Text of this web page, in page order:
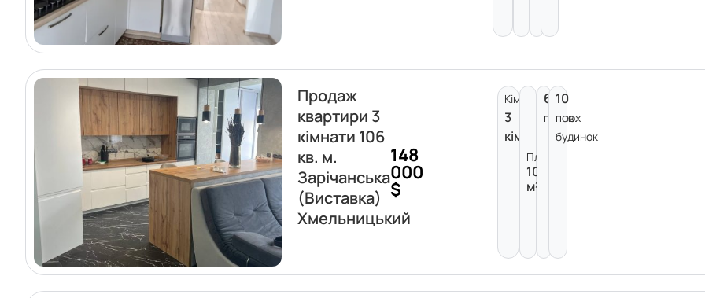
Продаж
квартири 3
кімнати 106
кв. м.
Зарічанська
(Виставка)
Хмельницький
148
000
$
Кімнат:
3
кімнати
Площа:
106
м²
6
поверх
10
пов.
будинок